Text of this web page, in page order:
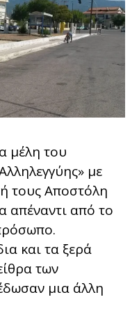
μέλη του
με
τους Αποστόλη
απέναντι από το
και τα ξερά
των
μια άλλη